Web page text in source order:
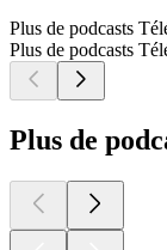
Plus de podcasts
Plus de podcasts
Plus de